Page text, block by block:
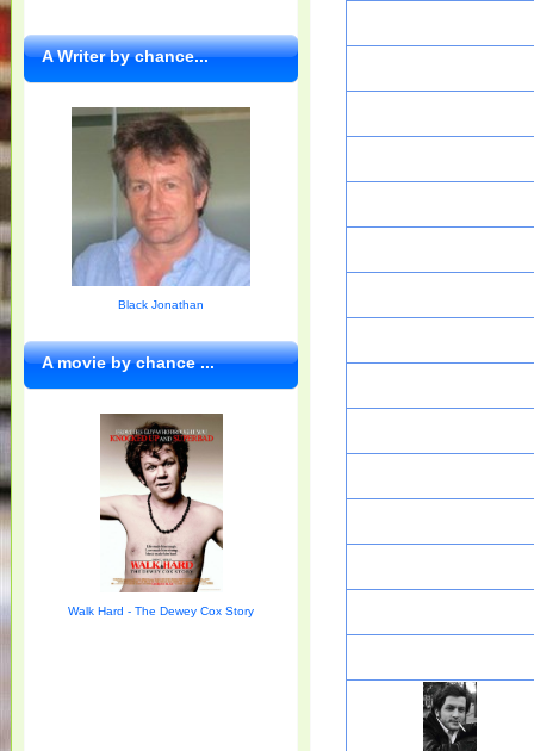
A Writer by chance...
Black Jonathan
A movie by chance ...
Walk Hard - The Dewey Cox Story